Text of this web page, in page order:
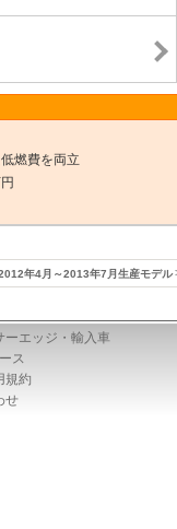
燃費を両立
年4月～2013年7月生産モデル
ーエッジ・輸入車
ス
規約
せ